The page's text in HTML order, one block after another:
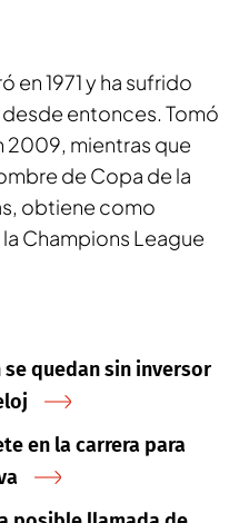
en 1971 y ha sufrido
entonces. Tomó
2009, mientras que
de Copa de la
obtiene como
Champions League
se quedan sin inversor
en la carrera para